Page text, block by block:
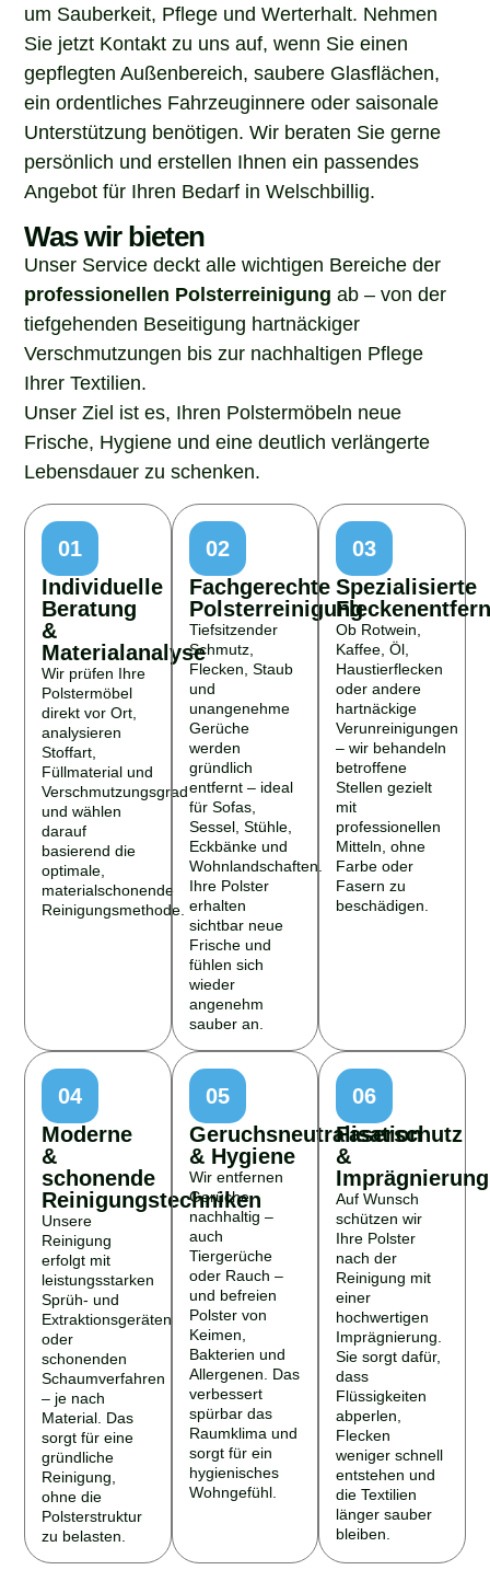
um Sauberkeit, Pflege und Werterhalt. Nehmen
Sie jetzt Kontakt zu uns auf, wenn Sie einen
gepflegten Außenbereich, saubere Glasflächen,
ein ordentliches Fahrzeuginnere oder saisonale
Unterstützung benötigen. Wir beraten Sie gerne
persönlich und erstellen Ihnen ein passendes
Angebot für Ihren Bedarf in Welschbillig.
Was wir bieten
Unser Service deckt alle wichtigen Bereiche der
professionellen Polsterreinigung ab – von der
tiefgehenden Beseitigung hartnäckiger
Verschmutzungen bis zur nachhaltigen Pflege
Ihrer Textilien.
Unser Ziel ist es, Ihren Polstermöbeln neue
Frische, Hygiene und eine deutlich verlängerte
Lebensdauer zu schenken.
01
Individuelle
Beratung
&
Materialanalyse
Wir prüfen Ihre
Polstermöbel
direkt vor Ort,
analysieren
Stoffart,
Füllmaterial und
Verschmutzungsgrad
und wählen
darauf
basierend die
optimale,
materialschonende
Reinigungsmethode.
02
Fachgerechte
Polsterreinigung
Tiefsitzender
Schmutz,
Flecken, Staub
und
unangenehme
Gerüche
werden
gründlich
entfernt – ideal
für Sofas,
Sessel, Stühle,
Eckbänke und
Wohnlandschaften.
Ihre Polster
erhalten
sichtbar neue
Frische und
fühlen sich
wieder
angenehm
sauber an.
03
Spezialisierte
Ob Rotwein,
Kaffee, Öl,
Haustierflecken
oder andere
hartnäckige
Verunreinigungen
– wir behandeln
betroffene
Stellen gezielt
mit
professionellen
Mitteln, ohne
Farbe oder
Fasern zu
beschädigen.
04
Moderne
&
schonende
Reinigungstechniken
Unsere
Reinigung
erfolgt mit
leistungsstarken
Sprüh- und
Extraktionsgeräten
oder
schonenden
Schaumverfahren
– je nach
Material. Das
sorgt für eine
gründliche
Reinigung,
ohne die
Polsterstruktur
zu belasten.
05
Geruchsneutralisation
& Hygiene
Wir entfernen
Gerüche
nachhaltig –
auch
Tiergerüche
oder Rauch –
und befreien
Polster von
Keimen,
Bakterien und
Allergenen. Das
verbessert
spürbar das
Raumklima und
sorgt für ein
hygienisches
Wohngefühl.
06
Faserschutz
&
Imprägnierung
Auf Wunsch
schützen wir
Ihre Polster
nach der
Reinigung mit
einer
hochwertigen
Imprägnierung.
Sie sorgt dafür,
dass
Flüssigkeiten
abperlen,
Flecken
weniger schnell
entstehen und
die Textilien
länger sauber
bleiben.